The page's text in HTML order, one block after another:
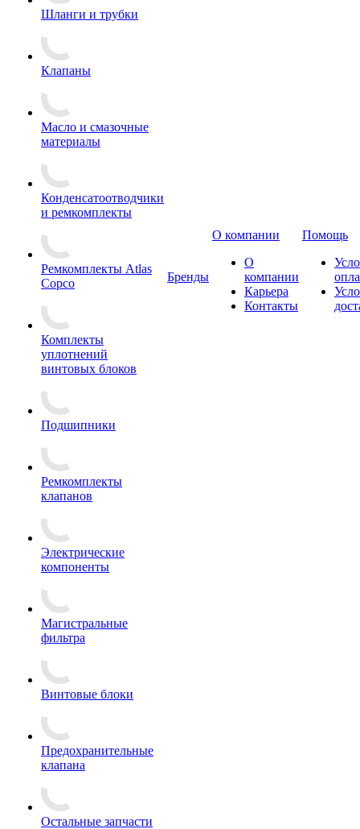
Шланги и трубки
Клапаны
Масло и смазочные
материалы
Конденсатоотводчики
и ремкомплекты
Ремкомплекты Atlas
Copco
Комплекты
уплотнений
винтовых блоков
Подшипники
Ремкомплекты
клапанов
Электрические
компоненты
Магистральные
фильтра
Винтовые блоки
Предохранительные
клапана
Остальные запчасти
Бренды
О компании
О
компании
Карьера
Контакты
Помощь